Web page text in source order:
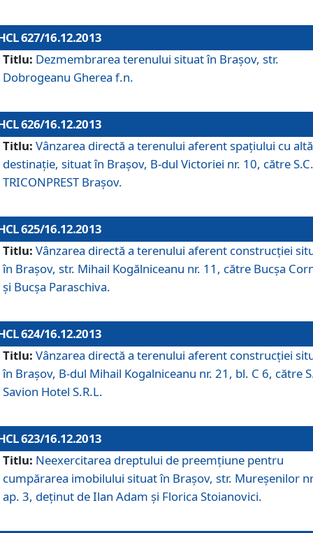
627/16.12.2013
Titlu: Dezmembrarea terenului situat în Braşov, str.
Dobrogeanu Gherea f.n.
626/16.12.2013
Titlu: Vânzarea directă a terenului aferent spaţiului cu altă
destinaţie, situat în Braşov, B-dul Victoriei nr. 10, către S.C.
TRICONPREST Braşov.
625/16.12.2013
Titlu: Vânzarea directă a terenului aferent construcţiei
în Braşov, str. Mihail Kogălniceanu nr. 11, către Bucşa
şi Bucşa Paraschiva.
624/16.12.2013
Titlu: Vânzarea directă a terenului aferent construcţiei
în Braşov, B-dul Mihail Kogalniceanu nr. 21, bl. C 6, către
Savion Hotel S.R.L.
623/16.12.2013
Titlu: Neexercitarea dreptului de preemţiune pentru
cumpărarea imobilului situat în Braşov, str. Mureşenilor
ap. 3, deţinut de Ilan Adam şi Florica Stoianovici.